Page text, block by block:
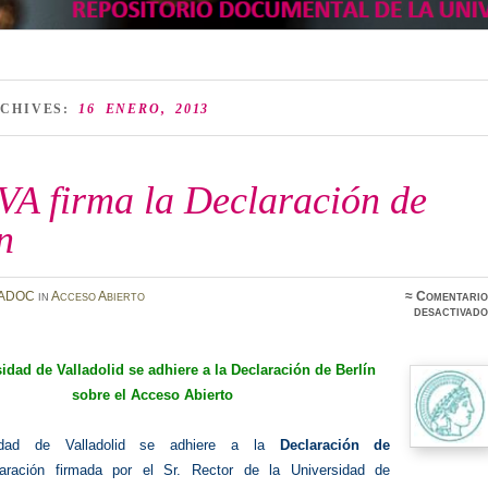
16 ENERO, 2013
firma la Declaración de
in Acceso Abierto ≈
de Valladolid se adhiere a la Declaración de Berlín
sobre el Acceso Abierto
de Valladolid se adhiere a la
Declaración de
firmada por el Sr. Rector de la Universidad de